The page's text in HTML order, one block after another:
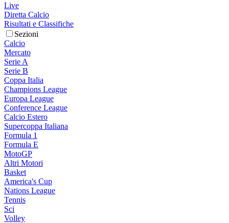
Live
Diretta Calcio
Risultati e Classifiche
Sezioni
Calcio
Mercato
Serie A
Serie B
Coppa Italia
Champions League
Europa League
Conference League
Calcio Estero
Supercoppa Italiana
Formula 1
Formula E
MotoGP
Altri Motori
Basket
America's Cup
Nations League
Tennis
Sci
Volley